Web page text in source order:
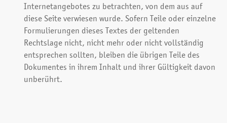
Internetangebotes zu betrachten, von dem aus auf
diese Seite verwiesen wurde. Sofern Teile oder einzelne
Formulierungen dieses Textes der geltenden
Rechtslage nicht, nicht mehr oder nicht vollständig
entsprechen sollten, bleiben die übrigen Teile des
Dokumentes in ihrem Inhalt und ihrer Gültigkeit davon
unberührt.